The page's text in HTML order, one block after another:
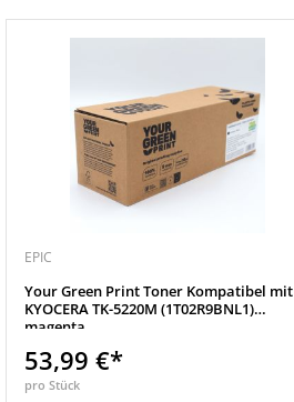
EPIC
Your Green Print Toner Kompatibel mit
KYOCERA TK-5220M (1T02R9BNL1)
magenta
53,99 €*
pro Stück